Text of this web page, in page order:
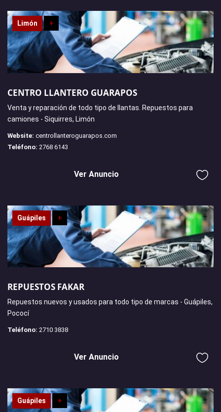
Limón +
CENTRO LLANTERO GUARAPOS
Venta y reparación de todo tipo de llantas. Repuestos para
camiones - Siquirres, Limón
Website: centrollanteroguarapos.com
Teléfono: 2768 6143
Ver Anuncio
Guápiles +
REPUESTOS FAKAR
Repuestos nuevos y usados ​​para todo tipo de marcas - Guápiles,
Pococí
Teléfono: 2710 3838
Ver Anuncio
Guápiles +